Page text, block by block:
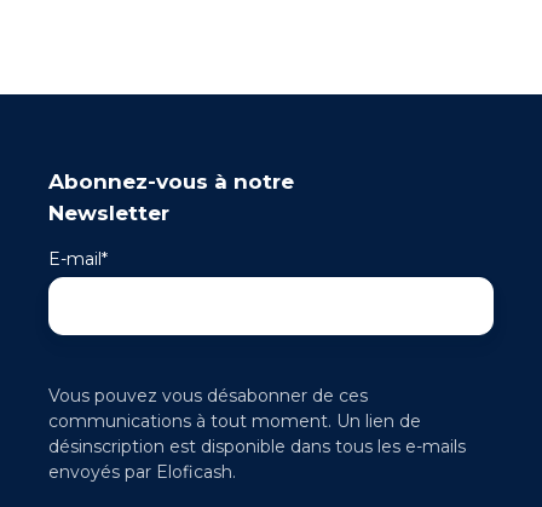
Abonnez-vous à notre
Newsletter
E-mail*
Vous pouvez vous désabonner de ces
communications à tout moment. Un lien de
désinscription est disponible dans tous les e-mails
envoyés par Eloficash.